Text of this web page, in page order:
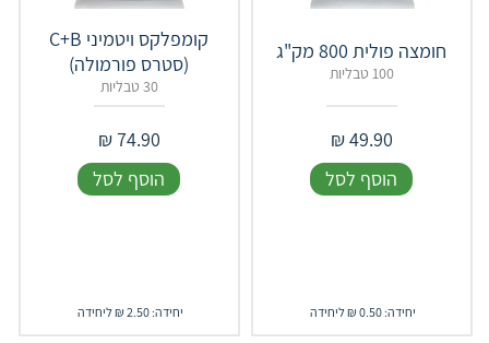
חומצה פולית 800 מק"ג
100 טבליות
49.90
₪
הוסף לסל
יחידה: 0.50 ₪ ליחידה
קומפלקס ויטמיני C+B
(סטרס פורמולה)
30 טבליות
74.90
₪
הוסף לסל
יחידה: 2.50 ₪ ליחידה